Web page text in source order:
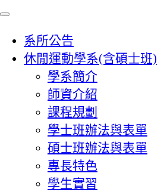
系所公告
休閒運動學系(含碩士班)
學系簡介
師資介紹
課程規劃
學士班辦法與表單
碩士班辦法與表單
專長特色
學生實習